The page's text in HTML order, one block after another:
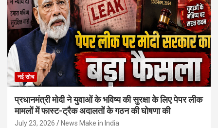
नई सोच
प्रधानमंत्री मोदी ने युवाओं के भविष्य की सुरक्षा के लिए पेपर लीक
मामलों में फास्ट-ट्रैक अदालतों के गठन की घोषणा की
July 23, 2026 News Make in India